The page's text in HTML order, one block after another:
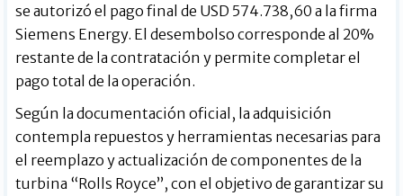
se autorizó el pago final de USD 574.738,60 a la firma
Siemens Energy. El desembolso corresponde al 20%
restante de la contratación y permite completar el
pago total de la operación.
Según la documentación oficial, la adquisición
contempla repuestos y herramientas necesarias para
el reemplazo y actualización de componentes de la
turbina “Rolls Royce”, con el objetivo de garantizar su